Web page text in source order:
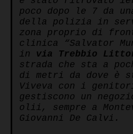
poco dopo le 7 da
della polizia in
zona proprio di
clinica “Salvator
in via Trebbio
strada che sta a
di metri da dove è
Viveva con i
gestiscono un
olii, sempre a
Giovanni De Calvi.